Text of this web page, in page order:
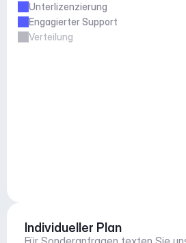
Unterlizenzierung
Engagierter Support
Verteilung
Individueller Plan